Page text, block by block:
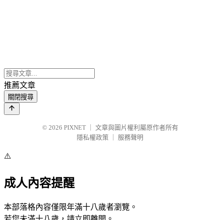
推薦文章
關閉搜尋
© 2026 PIXNET
文章與圖片權利屬原作者所有
隱私權政策
服務聲明
⚠️
成人內容提醒
本部落格內容僅限年滿十八歲者瀏覽。